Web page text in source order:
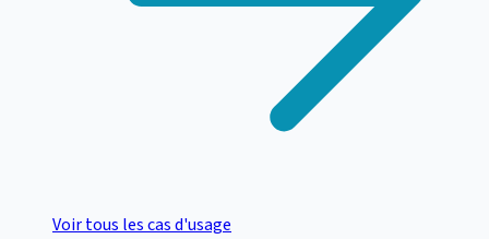
Voir tous les cas d'usage